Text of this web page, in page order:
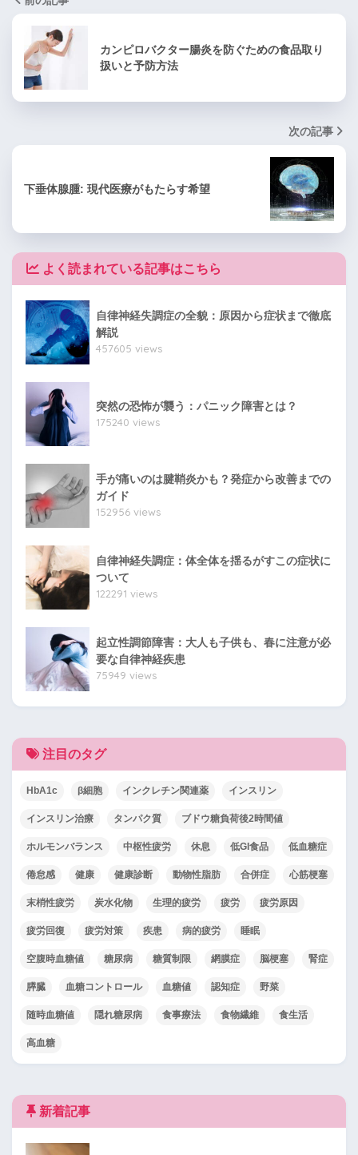
カンピロバクター腸炎を防ぐための食品取り
扱いと予防方法
次の記事
下垂体腺腫: 現代医療がもたらす希望
よく読まれている記事はこちら
自律神経失調症の全貌：原因から症状まで徹底
解説
457605 views
突然の恐怖が襲う：パニック障害とは？
175240 views
手が痛いのは腱鞘炎かも？発症から改善までの
ガイド
152956 views
自律神経失調症：体全体を揺るがすこの症状に
ついて
122291 views
起立性調節障害：大人も子供も、春に注意が必
要な自律神経疾患
75949 views
注目のタグ
HbA1c β細胞 インクレチン関連薬 インスリン
インスリン治療 タンパク質 ブドウ糖負荷後2時間値
ホルモンバランス 中枢性疲労 休息 低GI食品 低血糖症
倦怠感 健康 健康診断 動物性脂肪 合併症 心筋梗塞
末梢性疲労 炭水化物 生理的疲労 疲労 疲労原因
疲労回復 疲労対策 疾患 病的疲労 睡眠
空腹時血糖値 糖尿病 糖質制限 網膜症 脳梗塞 腎症
膵臓 血糖コントロール 血糖値 認知症 野菜
随時血糖値 隠れ糖尿病 食事療法 食物繊維 食生活
高血糖
新着記事